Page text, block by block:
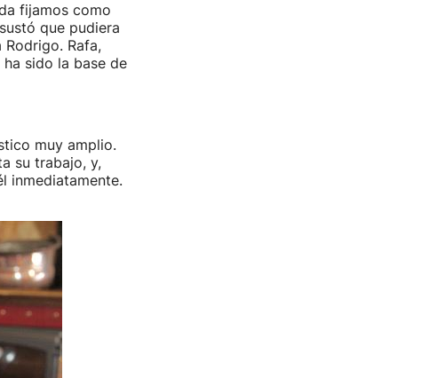
fijamos como
que pudiera
Rafa,
sido la base de
muy amplio.
su trabajo, y,
inmediatamente.